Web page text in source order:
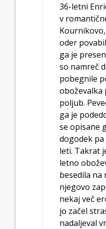
36-letni
v
oder
ga je
so namreč
pobegnile
oboževalka
poljub.
ga je
se opisane
dogodek
leti. Takrat
letno
besedila na
njegovo
nekaj več
jo začel
nadaljeval